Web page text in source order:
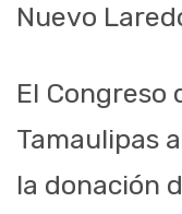
Nuevo
El Congreso
Tamaulipas
la donación